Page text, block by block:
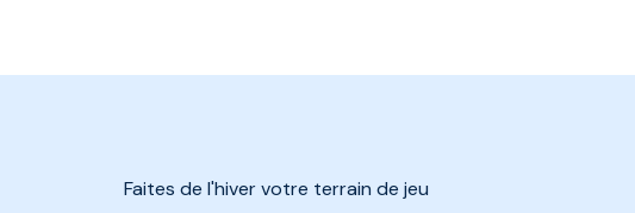
Faites de l'hiver votre terrain de jeu